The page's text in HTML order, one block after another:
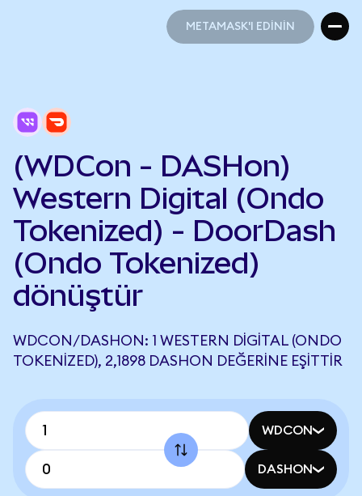
METAMASK'I EDİNİN
(WDCon - DASHon)
Western Digital (Ondo
Tokenized) - DoorDash
(Ondo Tokenized)
dönüştür
WDCON/DASHON: 1 WESTERN DIGITAL (ONDO
TOKENIZED), 2,1898 DASHON DEĞERINE EŞITTIR
WDCON
DASHON